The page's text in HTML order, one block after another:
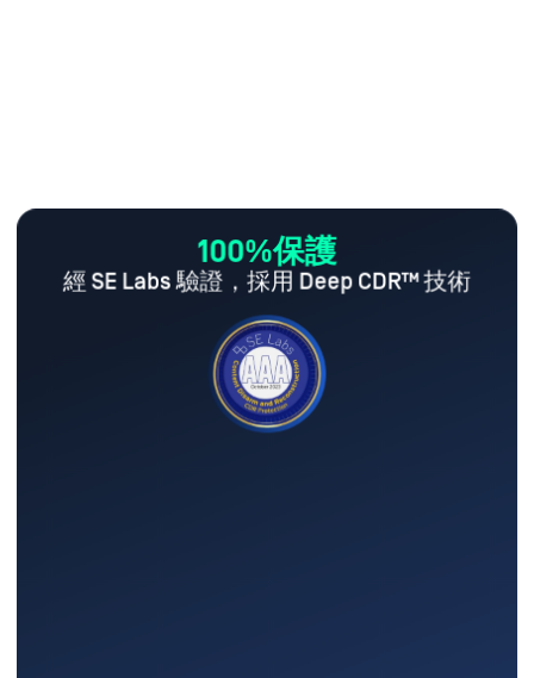
100%保護
經 SE Labs 驗證，採用 Deep CDR™ 技術